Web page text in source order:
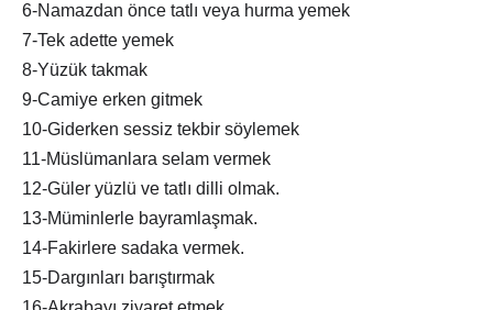
6-Namazdan önce tatlı veya hurma yemek
7-Tek adette yemek
8-Yüzük takmak
9-Camiye erken gitmek
10-Giderken sessiz tekbir söylemek
11-Müslümanlara selam vermek
12-Güler yüzlü ve tatlı dilli olmak.
13-Müminlerle bayramlaşmak.
14-Fakirlere sadaka vermek.
15-Dargınları barıştırmak